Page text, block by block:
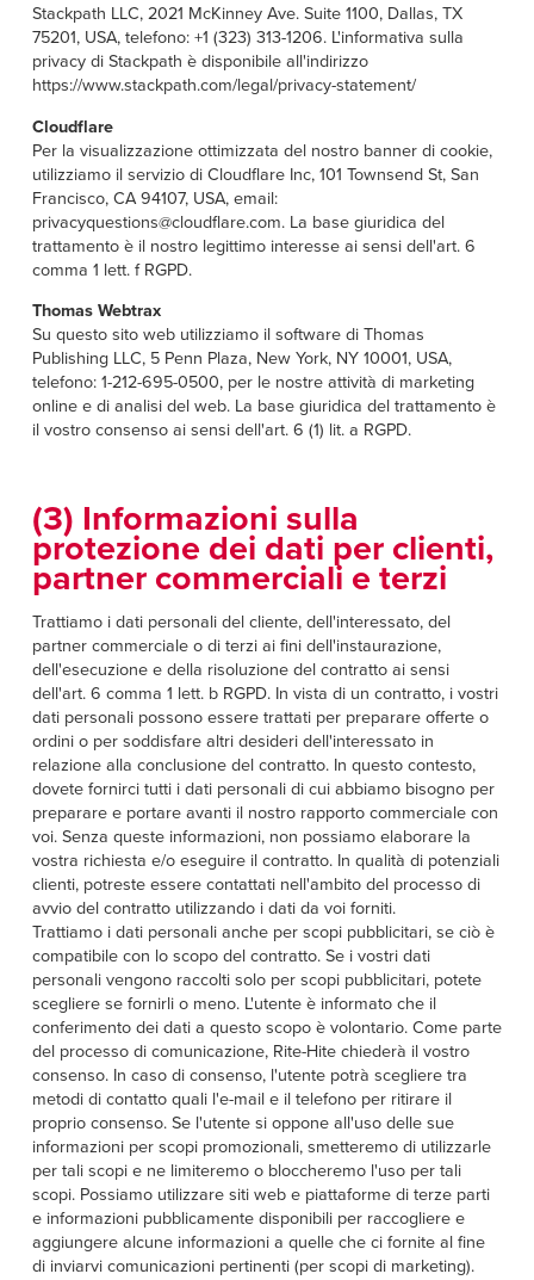
Stackpath LLC, 2021 McKinney Ave. Suite 1100, Dallas, TX
75201, USA, telefono: +1 (323) 313-1206. L'informativa sulla
privacy di Stackpath è disponibile all'indirizzo
https://www.stackpath.com/legal/privacy-statement/
Cloudflare
Per la visualizzazione ottimizzata del nostro banner di cookie,
utilizziamo il servizio di Cloudflare Inc, 101 Townsend St, San
Francisco, CA 94107, USA, email:
privacyquestions@cloudflare.com. La base giuridica del
trattamento è il nostro legittimo interesse ai sensi dell'art. 6
comma 1 lett. f RGPD.
Thomas Webtrax
Su questo sito web utilizziamo il software di Thomas
Publishing LLC, 5 Penn Plaza, New York, NY 10001, USA,
telefono: 1-212-695-0500, per le nostre attività di marketing
online e di analisi del web. La base giuridica del trattamento è
il vostro consenso ai sensi dell'art. 6 (1) lit. a RGPD.
(3) Informazioni sulla
protezione dei dati per clienti,
partner commerciali e terzi
Trattiamo i dati personali del cliente, dell'interessato, del
partner commerciale o di terzi ai fini dell'instaurazione,
dell'esecuzione e della risoluzione del contratto ai sensi
dell'art. 6 comma 1 lett. b RGPD. In vista di un contratto, i vostri
dati personali possono essere trattati per preparare offerte o
ordini o per soddisfare altri desideri dell'interessato in
relazione alla conclusione del contratto. In questo contesto,
dovete fornirci tutti i dati personali di cui abbiamo bisogno per
preparare e portare avanti il nostro rapporto commerciale con
voi. Senza queste informazioni, non possiamo elaborare la
vostra richiesta e/o eseguire il contratto. In qualità di potenziali
clienti, potreste essere contattati nell'ambito del processo di
avvio del contratto utilizzando i dati da voi forniti.
Trattiamo i dati personali anche per scopi pubblicitari, se ciò è
compatibile con lo scopo del contratto. Se i vostri dati
personali vengono raccolti solo per scopi pubblicitari, potete
scegliere se fornirli o meno. L'utente è informato che il
conferimento dei dati a questo scopo è volontario. Come parte
del processo di comunicazione, Rite-Hite chiederà il vostro
consenso. In caso di consenso, l'utente potrà scegliere tra
metodi di contatto quali l'e-mail e il telefono per ritirare il
proprio consenso. Se l'utente si oppone all'uso delle sue
informazioni per scopi promozionali, smetteremo di utilizzarle
per tali scopi e ne limiteremo o bloccheremo l'uso per tali
scopi. Possiamo utilizzare siti web e piattaforme di terze parti
e informazioni pubblicamente disponibili per raccogliere e
aggiungere alcune informazioni a quelle che ci fornite al fine
di inviarvi comunicazioni pertinenti (per scopi di marketing).